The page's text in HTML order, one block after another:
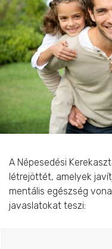
A Népesedési
létrejöttét, amelyek
mentális egészség
javaslatokat teszi: